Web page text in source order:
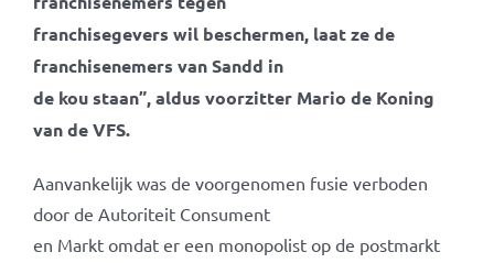
franchisegevers wil beschermen, laat ze de
franchisenemers van Sandd in
de kou staan”, aldus voorzitter Mario de Koning
van de VFS.
Aanvankelijk was de voorgenomen fusie verboden
door de Autoriteit Consument
en Markt omdat er een monopolist op de postmarkt